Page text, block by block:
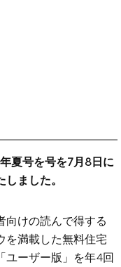
夏号を号を7月8日に
ました。
向けの読んで得する
を満載した無料住宅
ユーザー版」を年4回